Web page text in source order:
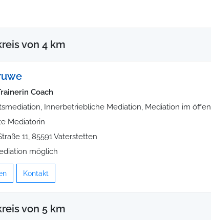
von 4 km
Coach
Innerbetriebliche Mediation, Mediation im
Mediatorin
11, 85591 Vaterstetten
möglich
Kontakt
von 5 km